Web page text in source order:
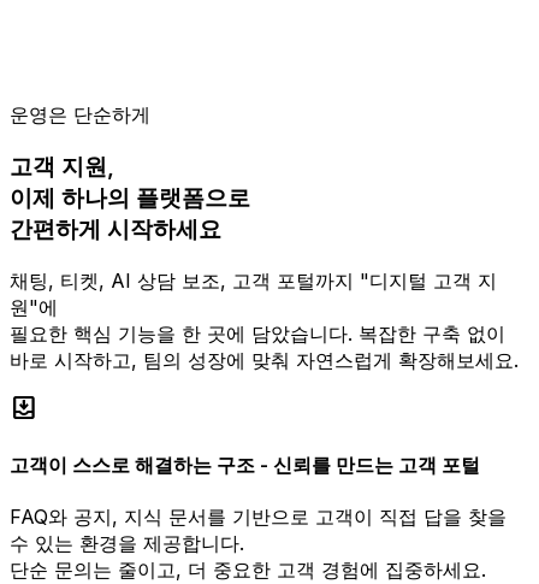
운영은 단순하게
고객 지원,
이제 하나의 플랫폼으로
간편하게 시작하세요
채팅, 티켓, AI 상담 보조, 고객 포털까지 "디지털 고객 지
원"에
필요한 핵심 기능을 한 곳에 담았습니다. 복잡한 구축 없이
바로 시작하고, 팀의 성장에 맞춰 자연스럽게 확장해보세요.
move_to_inbox
고객이 스스로 해결하는 구조 - 신뢰를 만드는 고객 포털
FAQ와 공지, 지식 문서를 기반으로 고객이 직접 답을 찾을
수 있는 환경을 제공합니다.
단순 문의는 줄이고, 더 중요한 고객 경험에 집중하세요.